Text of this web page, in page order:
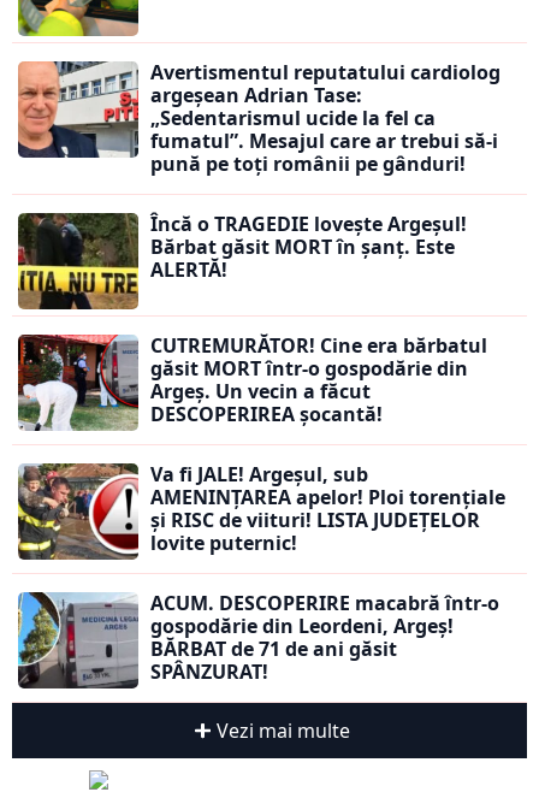
Avertismentul reputatului cardiolog
argeșean Adrian Tase:
„Sedentarismul ucide la fel ca
fumatul”. Mesajul care ar trebui să-i
pună pe toți românii pe gânduri!
Încă o TRAGEDIE lovește Argeșul!
Bărbat găsit MORT în șanț. Este
ALERTĂ!
CUTREMURĂTOR! Cine era bărbatul
găsit MORT într-o gospodărie din
Argeș. Un vecin a făcut
DESCOPERIREA șocantă!
Va fi JALE! Argeșul, sub
AMENINȚAREA apelor! Ploi torențiale
și RISC de viituri! LISTA JUDEȚELOR
lovite puternic!
ACUM. DESCOPERIRE macabră într-o
gospodărie din Leordeni, Argeș!
BĂRBAT de 71 de ani găsit
SPÂNZURAT!
Vezi mai multe